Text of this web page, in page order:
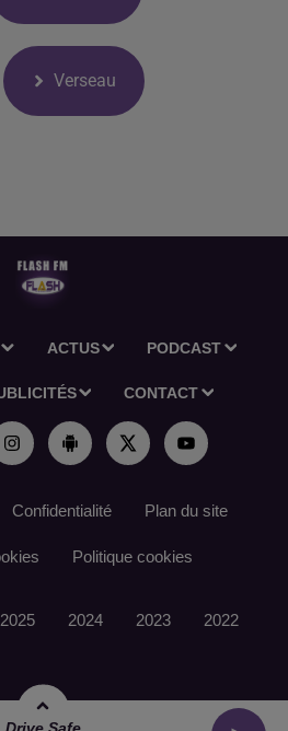
Drive Safe
Verseau
ACTUS PODCAST
CONTACT
Confidentialité Plan du site
Politique cookies
2025 2024 2023 2022